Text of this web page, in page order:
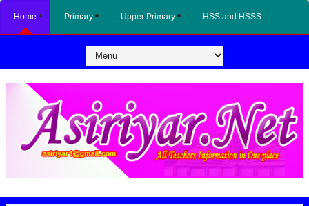
Home Primary Upper Primary HSS and HSSS